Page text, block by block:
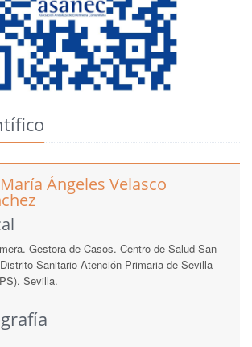
María Ángeles Velasco
Gestora de Casos. Centro de Salud San
Sanitario Atención Primaria de Sevilla
Sevilla.